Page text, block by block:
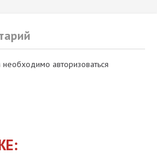
авторизоваться